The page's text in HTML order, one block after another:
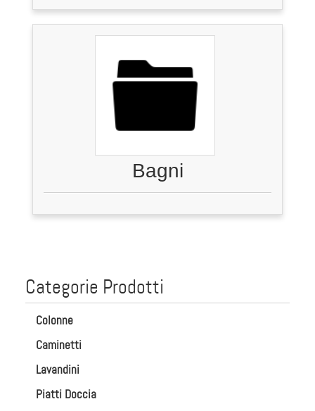
Bagni
Categorie Prodotti
Colonne
Caminetti
Lavandini
Piatti Doccia